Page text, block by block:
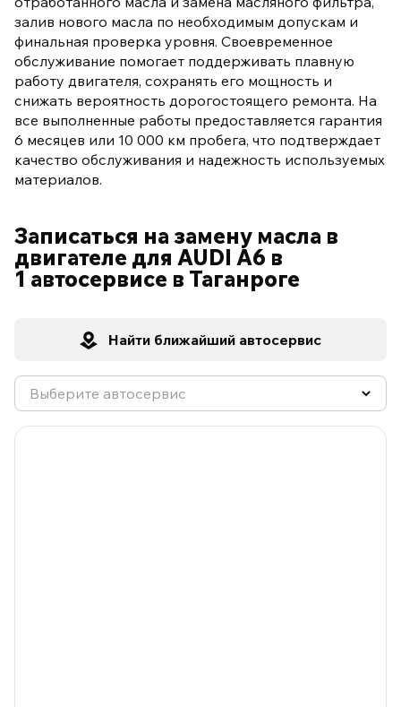
залив нового масла по необходимым допускам и
финальная проверка уровня. Своевременное
обслуживание помогает поддерживать плавную
работу двигателя, сохранять его мощность и
снижать вероятность дорогостоящего ремонта. На
все выполненные работы предоставляется гарантия
6 месяцев или 10 000 км пробега, что подтверждает
качество обслуживания и надежность используемых
материалов.
Записаться на замену масла в
двигателе для AUDI A6 в
1 автосервисе в Таганроге
Найти ближайший автосервис